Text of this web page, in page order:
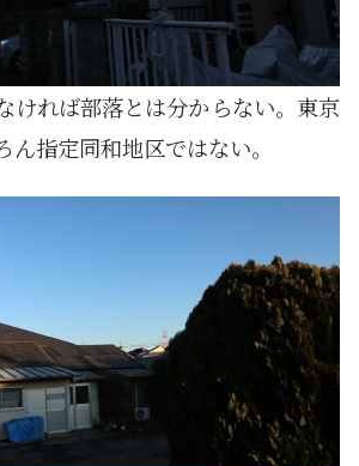
ければ部落とは分からない。東京
指定同和地区ではない。